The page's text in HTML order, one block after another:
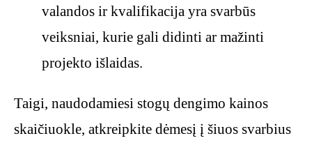
valandos ir kvalifikacija yra svarbūs
veiksniai, kurie gali didinti ar mažinti
projekto išlaidas.
Taigi, naudodamiesi stogų dengimo kainos
skaičiuokle, atkreipkite dėmesį į šiuos svarbius